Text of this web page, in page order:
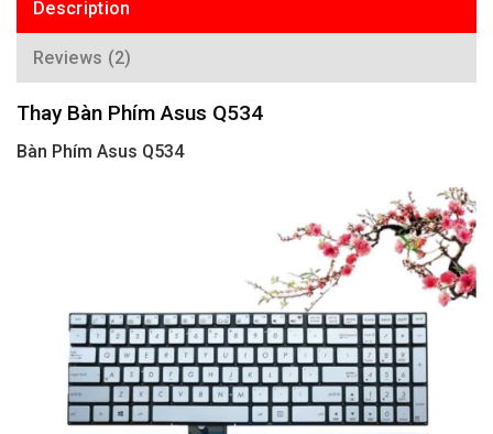
Description
Reviews (2)
Thay Bàn Phím Asus Q534
Bàn Phím Asus Q534